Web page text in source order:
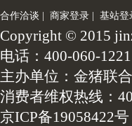
合作洽谈 商家登录 基站登
Copyright © 2015
电话：400-060-
主办单位：金猪联
消费者维权热线：
京ICP备19058422号